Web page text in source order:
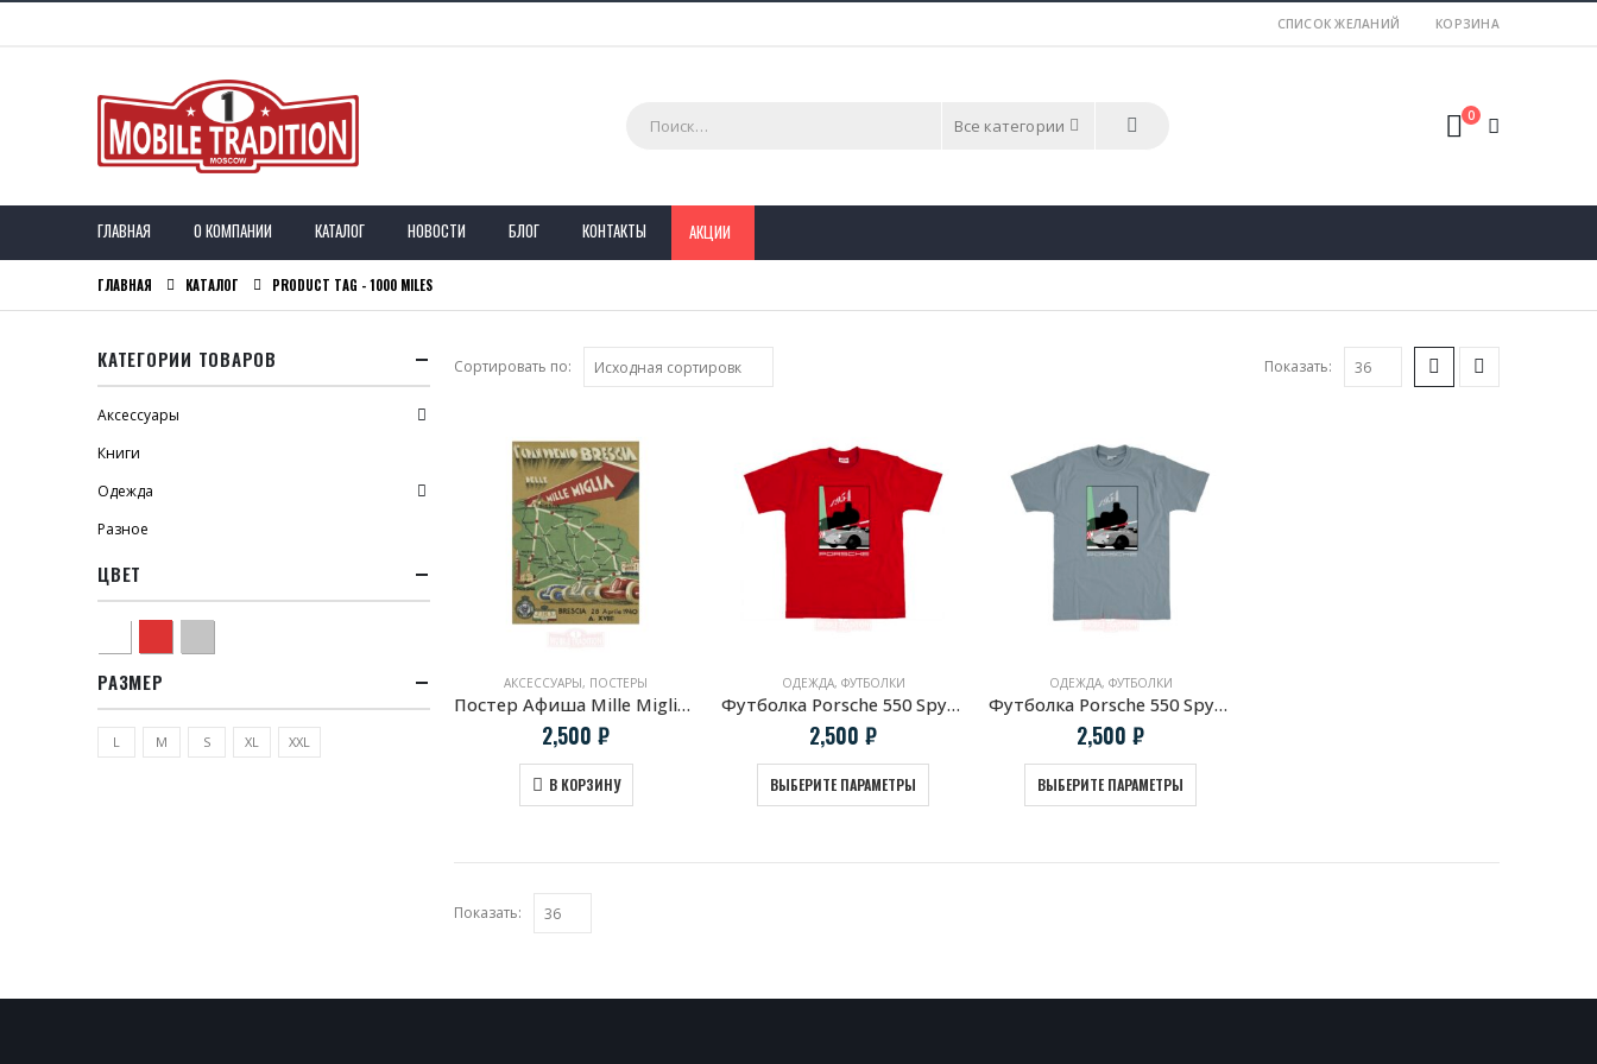
СПИСОК ЖЕЛАНИЙ КОРЗИНА
Все категории 0
ГЛАВНАЯ О КОМПАНИИ КАТАЛОГ НОВОСТИ БЛОГ КОНТАКТЫ АКЦИИ
ГЛАВНАЯ КАТАЛОГ PRODUCT TAG -1000 MILES
Сортировать по: Показать:
АКСЕССУАРЫ, ПОСТЕРЫ
Постер Афиша Mille Miglia 1940
2,500 ₽
В КОРЗИНУ
ОДЕЖДА, ФУТБОЛКИ
Футболка Porsche 550 Spyder & Hans Herrmann
2,500 ₽
ВЫБЕРИТЕ ПАРАМЕТРЫ
ОДЕЖДА, ФУТБОЛКИ
Футболка Porsche 550 Spyder & Hans Herrmann Grey
2,500 ₽
ВЫБЕРИТЕ ПАРАМЕТРЫ
Показать:
КАТЕГОРИИ ТОВАРОВ
Аксессуары
Книги
Одежда
Разное
ЦВЕТ
РАЗМЕР
L M S XL XXL